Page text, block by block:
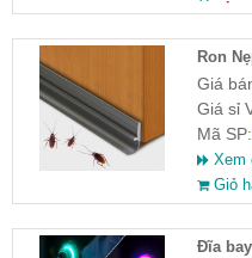
Ron
Chống
Giá
Giá sỉ
Mã SP:
Xem
Giỏ
Đĩa